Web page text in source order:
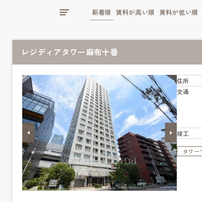
新着順 賃料が高い順 賃料が低い順
レジディアタワー麻布十番
住所
交通
竣工
タワー